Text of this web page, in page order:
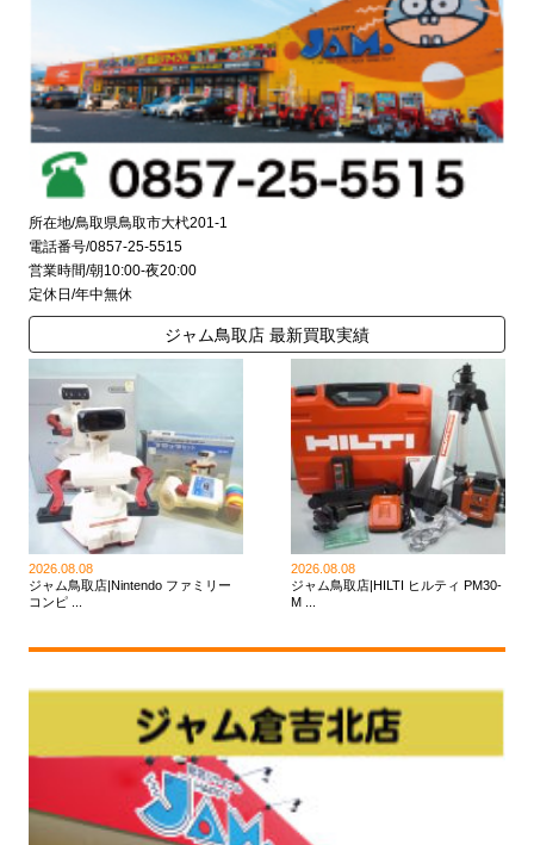
所在地/鳥取県鳥取市大杙201-1
電話番号/0857-25-5515
営業時間/朝10:00-夜20:00
定休日/年中無休
ジャム鳥取店 最新買取実績
2026.08.08
ジャム鳥取店|Nintendo ファミリー
コンピ ...
2026.08.08
ジャム鳥取店|HILTI ヒルティ PM30-
M ...